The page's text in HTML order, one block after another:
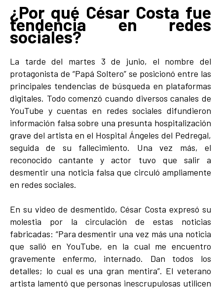
¿Por qué César Costa fue
tendencia en redes
sociales?
La tarde del martes 3 de junio, el nombre del
protagonista de “Papá Soltero” se posicionó entre las
principales tendencias de búsqueda en plataformas
digitales. Todo comenzó cuando diversos canales de
YouTube y cuentas en redes sociales difundieron
información falsa sobre una presunta hospitalización
grave del artista en el Hospital Ángeles del Pedregal,
seguida de su fallecimiento. Una vez más, el
reconocido cantante y actor tuvo que salir a
desmentir una noticia falsa que circuló ampliamente
en redes sociales.
En su video de desmentido, César Costa expresó su
molestia por la circulación de estas noticias
fabricadas: “Para desmentir una vez más una noticia
que salió en YouTube, en la cual me encuentro
gravemente enfermo, internado. Dan todos los
detalles; lo cual es una gran mentira”. El veterano
artista lamentó que personas inescrupulosas utilicen